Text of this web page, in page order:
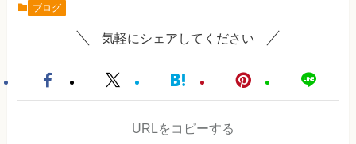
ブログ
気軽にシェアしてください
URLをコピーする